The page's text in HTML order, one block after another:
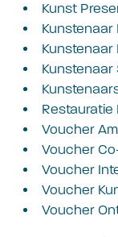
Kunst
Kunstenaar
Kunstenaar
Kunstenaar
Restauratie
Voucher
Voucher
Voucher
Voucher
Voucher